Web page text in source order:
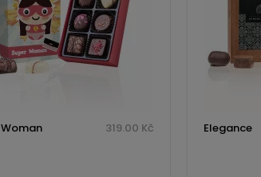
319.00 Kč Elegance